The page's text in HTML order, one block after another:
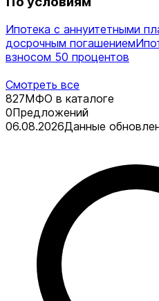
Ипотека с аннуитетными
досрочным погашением
взносом 50 процентов
Смотреть все
827МФО в каталоге
0Предложений
06.08.2026Данные